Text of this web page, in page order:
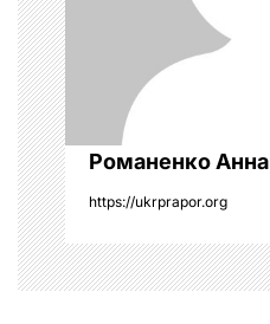
с
і
в
Романенко Анна
https://ukrprapor.org